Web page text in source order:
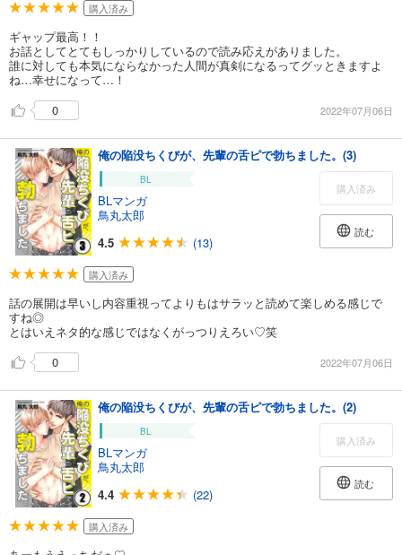
購入済み
ギャップ最高！！
お話としてとてもしっかりしているので読み応えがありました。
誰に対しても本気にならなかった人間が真剣になるってグッときますよ
ね…幸せになって…！
0
2022年07月06日
俺の陥没ちくびが、先輩の舌ピで勃ちました。(3)
BL
BLマンガ
鳥丸太郎
4.5
(13)
購入済み
読む
購入済み
話の展開は早いし内容重視ってよりもはサラッと読めて楽しめる感じで
すね◎
とはいえネタ的な感じではなくがっつりえろい♡笑
0
2022年07月06日
俺の陥没ちくびが、先輩の舌ピで勃ちました。(2)
BL
BLマンガ
鳥丸太郎
4.4
(22)
購入済み
読む
購入済み